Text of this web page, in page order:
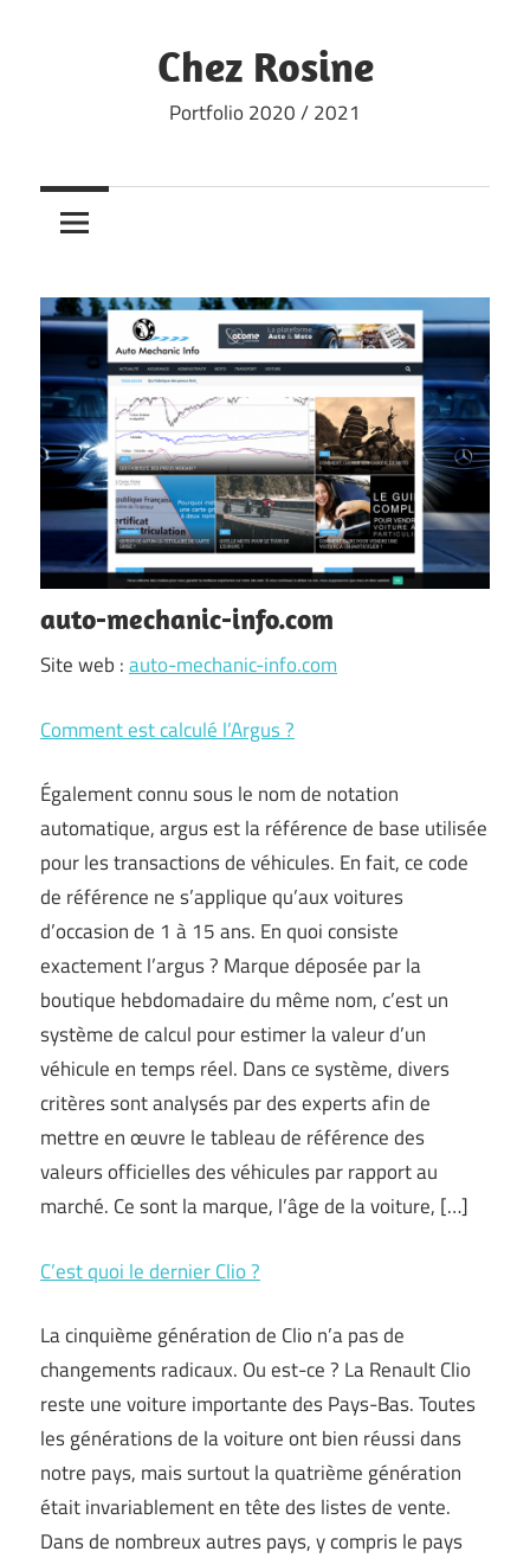
Chez Rosine
Portfolio 2020 / 2021
auto-mechanic-info.com
Site web :auto-mechanic-info.com
Comment est calculé l’Argus ?
Également connu sous le nom de notation
automatique, argus est la référence de base utilisée
pour les transactions de véhicules. En fait, ce code
de référence ne s’applique qu’aux voitures
d’occasion de 1 à 15 ans. En quoi consiste
exactement l’argus ? Marque déposée par la
boutique hebdomadaire du même nom, c’est un
système de calcul pour estimer la valeur d’un
véhicule en temps réel. Dans ce système, divers
critères sont analysés par des experts afin de
mettre en œuvre le tableau de référence des
valeurs officielles des véhicules par rapport au
marché. Ce sont la marque, l’âge de la voiture, […]
C’est quoi le dernier Clio ?
La cinquième génération de Clio n’a pas de
changements radicaux. Ou est-ce ? La Renault Clio
reste une voiture importante des Pays-Bas. Toutes
les générations de la voiture ont bien réussi dans
notre pays, mais surtout la quatrième génération
était invariablement en tête des listes de vente.
Dans de nombreux autres pays, y compris le pays